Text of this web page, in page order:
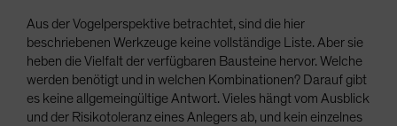
Aus der Vogelperspektive betrachtet, sind die hier
beschriebenen Werkzeuge keine vollständige Liste. Aber sie
heben die Vielfalt der verfügbaren Bausteine hervor. Welche
werden benötigt und in welchen Kombinationen? Darauf gibt
es keine allgemeingültige Antwort. Vieles hängt vom Ausblick
und der Risikotoleranz eines Anlegers ab, und kein einzelnes